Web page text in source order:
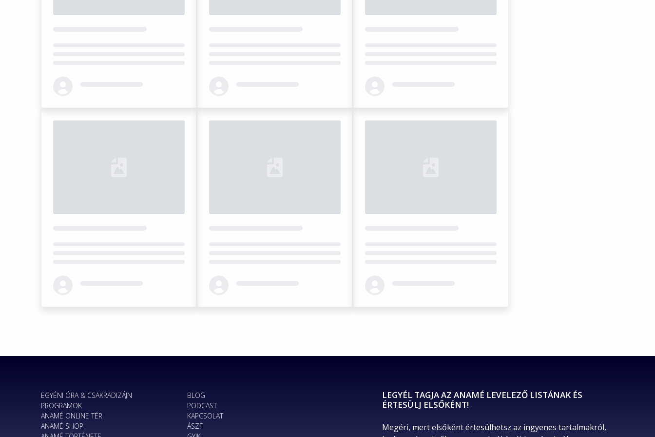
EGYÉNI ÓRA & CSAKRADIZÁJN
PROGRAMOK
ANAMÉ ONLINE TÉR
ANAMÉ SHOP
BLOG
PODCAST
KAPCSOLAT
ÁSZF
LEGYÉL TAGJA AZ ANAMÉ LEVELEZŐ LISTÁNAK ÉS
ÉRTESÜLJ ELSŐKÉNT!
Megéri, mert elsőként értesülhetsz az ingyenes tartalmakról,